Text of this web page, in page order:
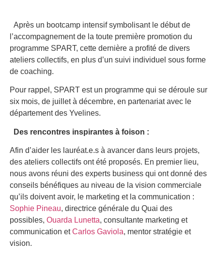
Après un bootcamp intensif symbolisant le début de
l’accompagnement de la toute première promotion du
programme SPART, cette dernière a profité de divers
ateliers collectifs, en plus d’un suivi individuel sous forme
de coaching.
Pour rappel, SPART est un programme qui se déroule sur
six mois, de juillet à décembre, en partenariat avec le
département des Yvelines.
Des rencontres inspirantes à foison :
Afin d’aider les lauréat.e.s à avancer dans leurs projets,
des ateliers collectifs ont été proposés. En premier lieu,
nous avons réuni des experts business qui ont donné des
conseils bénéfiques au niveau de la vision commerciale
qu’ils doivent avoir, le marketing et la communication :
Sophie Pineau, directrice générale du Quai des
possibles, Ouarda Lunetta, consultante marketing et
communication etCarlos Gaviola, mentor stratégie et
vision.